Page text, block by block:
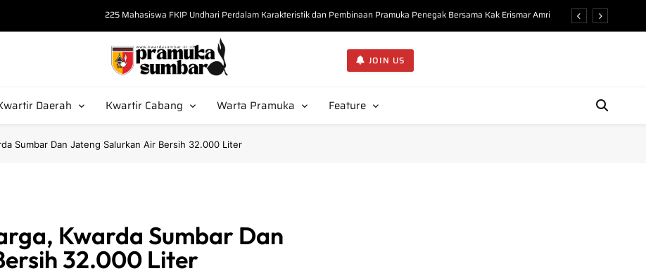
225 Mahasiswa FKIP Undhari Perdalam Karakteristik dan Pembinaan Pramuka Penegak Bersama Kak Erismar Amri
“Bekali Calon Pembina, Kak Misrawati Kupas Sejarah dan Organisasi Gerakan Pramuka di KMD Undhari”
Tak Sekadar Seragam, Kak Amrullah Kupas Filosofi Atribut Pembina Pramuka di KMD Undhari
Kak Amar Salahuddin Tekankan Postur Ideal Pembina Pramuka kepada 225 Peserta KMD Undhari
Pramuka Sumbar
JOIN US
Daerah Kwartir Cabang Warta Pramuka Feature
Sumbar Dan Jateng Salurkan Air Bersih 32.000 Liter
Kwarda Sumbar Dan
32.000 Liter